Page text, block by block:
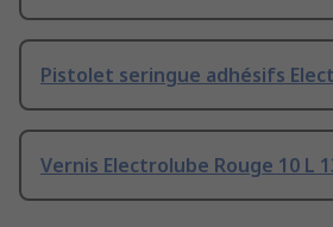
Pistolet seringue adhésifs
Vernis Electrolube Rouge 10 L